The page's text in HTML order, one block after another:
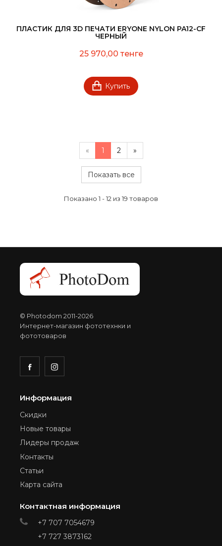
ПЛАСТИК ДЛЯ 3D ПЕЧАТИ ERYONE NYLON PA12-CF
ЧЕРНЫЙ
25 970,00 тенге
Купить
« 1 2 »
Показать все
Показано 1 - 12 из 19 товаров
© Photodom 2011-2026
Интернет-магазин фототехнки и
фототоваров
Информация
Скидки
Новые товары
Лидеры продаж
Контакты
Статьи
Карта сайта
Контактная информация
+7 707 7054679
+7 727 3873162